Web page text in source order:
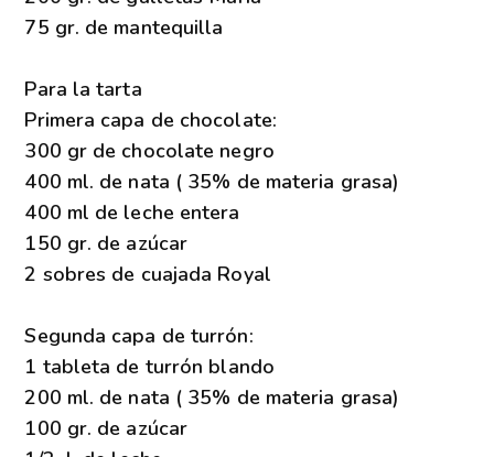
75 gr. de mantequilla
Para la tarta
Primera capa de chocolate:
300 gr de chocolate negro
400 ml. de nata ( 35% de materia grasa)
400 ml de leche entera
150 gr. de azúcar
2 sobres de cuajada Royal
Segunda capa de turrón:
1 tableta de turrón blando
200 ml. de nata ( 35% de materia grasa)
100 gr. de azúcar